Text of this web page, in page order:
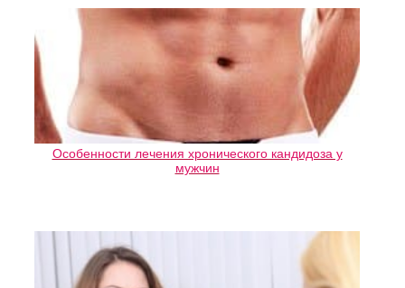
Особенности лечения хронического кандидоза у
мужчин